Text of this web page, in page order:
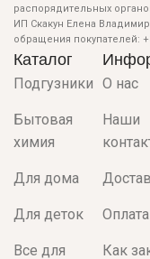
распорядительных
ИП Скакун Елена
обращения покупателей:
Каталог
Подгузники
Бытовая
химия
Для дома
Для деток
Все для
О нас
Наши
Оплата
Как